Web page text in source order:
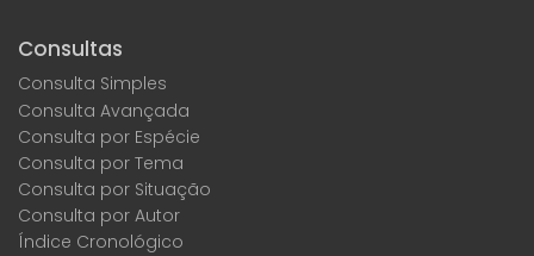
Consultas
Consulta Simples
Consulta Avançada
Consulta por Espécie
Consulta por Tema
Consulta por Situação
Consulta por Autor
Índice Cronológico